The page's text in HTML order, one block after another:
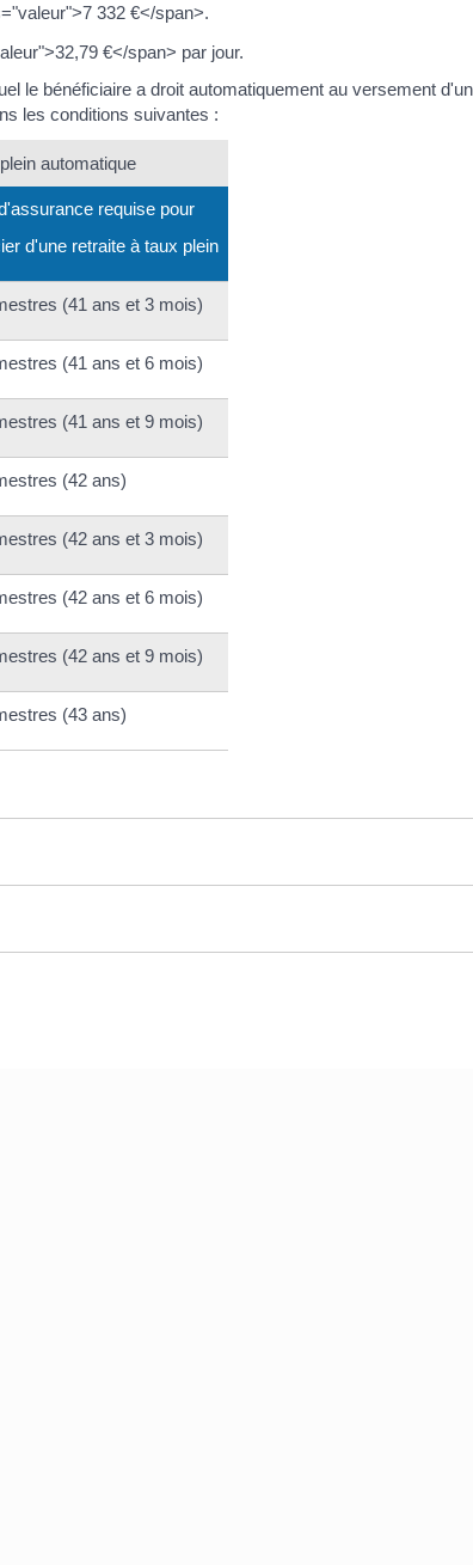
332 €</span>.
€</span> par jour.
le bénéficiaire a droit automatiquement au versement
les conditions suivantes :
automatique
requise pour
d'une retraite à taux plein
(41 ans et 3 mois)
(41 ans et 6 mois)
(41 ans et 9 mois)
(42 ans)
(42 ans et 3 mois)
(42 ans et 6 mois)
(42 ans et 9 mois)
(43 ans)